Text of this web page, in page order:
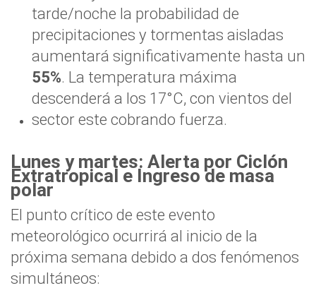
tarde/noche la probabilidad de
precipitaciones y tormentas aisladas
aumentará significativamente hasta un
55%. La temperatura máxima
descenderá a los 17°C, con vientos del
sector este cobrando fuerza.
Lunes y martes: Alerta por Ciclón
Extratropical e Ingreso de masa
polar
El punto crítico de este evento
meteorológico ocurrirá al inicio de la
próxima semana debido a dos fenómenos
simultáneos: